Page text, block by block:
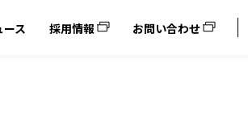
ース 採用情報 お問い合わせ